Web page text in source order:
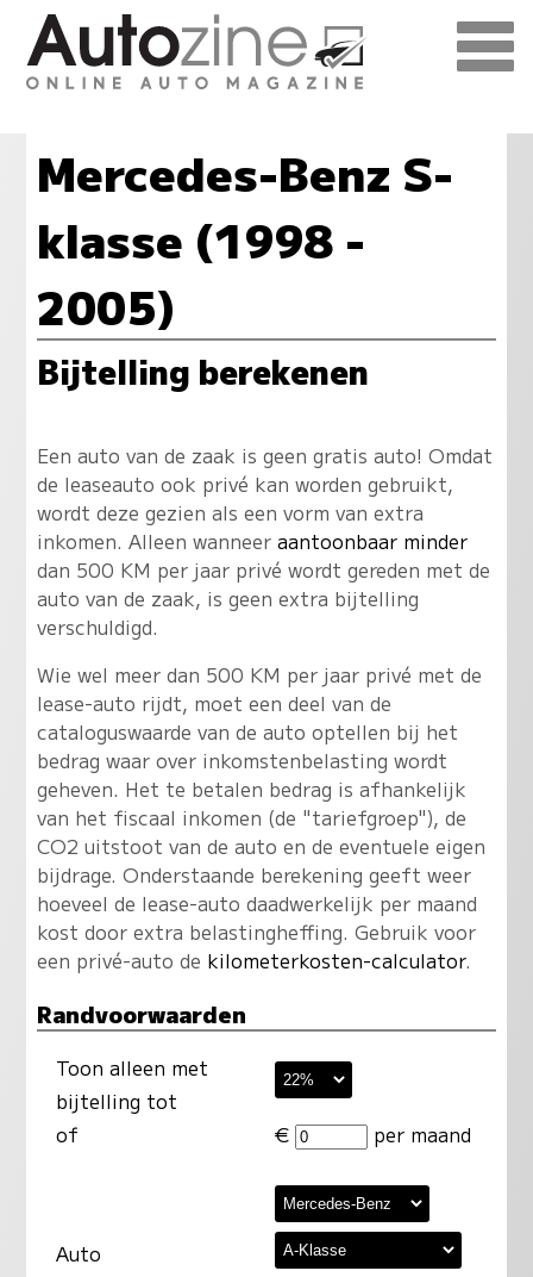
Mercedes-Benz S-
klasse (1998 -
2005)
Bijtelling berekenen
Een auto van de zaak is geen gratis auto! Omdat
de leaseauto ook privé kan worden gebruikt,
wordt deze gezien als een vorm van extra
inkomen. Alleen wanneer aantoonbaar minder
dan 500 KM per jaar privé wordt gereden met de
auto van de zaak, is geen extra bijtelling
verschuldigd.
Wie wel meer dan 500 KM per jaar privé met de
lease-auto rijdt, moet een deel van de
cataloguswaarde van de auto optellen bij het
bedrag waar over inkomstenbelasting wordt
geheven. Het te betalen bedrag is afhankelijk
van het fiscaal inkomen (de "tariefgroep"), de
CO2 uitstoot van de auto en de eventuele eigen
bijdrage. Onderstaande berekening geeft weer
hoeveel de lease-auto daadwerkelijk per maand
kost door extra belastingheffing. Gebruik voor
een privé-auto de kilometerkosten-calculator.
Randvoorwaarden
Toon alleen met
bijtelling tot
of
€ per maand
Auto